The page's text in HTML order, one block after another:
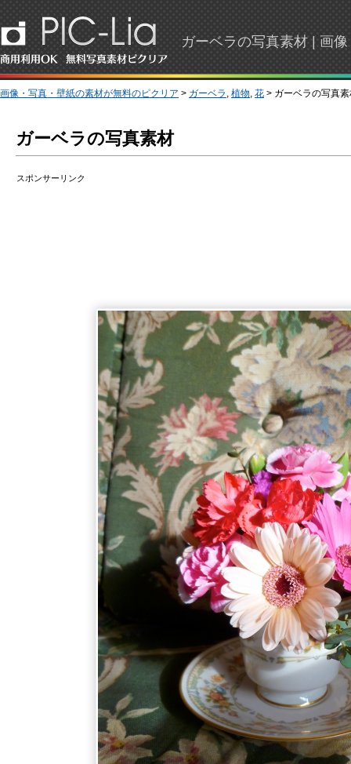
ガーベラの写真素材 | 画
画像・写真・壁紙の素材が無料のピクリア > ガーベラ , 植物, 花 > ガーベラの写真
ガーベラの写真素材
スポンサーリンク